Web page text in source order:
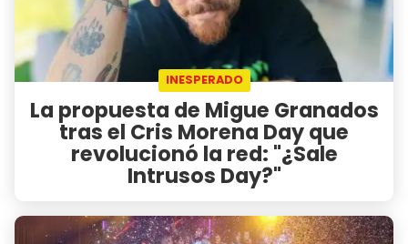
INESPERADO
La propuesta de Migue Granados
tras el Cris Morena Day que
revolucionó la red: "¿Sale
Intrusos Day?"